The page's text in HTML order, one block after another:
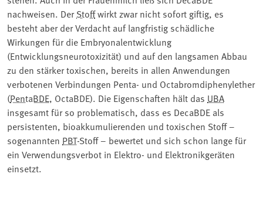
nachweisen. DerStoffwirkt zwar nicht sofort giftig, es
besteht aber der Verdacht auf langfristig schädliche
Wirkungen für die Embryonalentwicklung
(Entwicklungsneurotoxizität) und auf den langsamen Abbau
zu den stärker toxischen, bereits in allen Anwendungen
verbotenen Verbindungen Penta- und Octabromdiphenylether
(PentaBDE, OctaBDE). Die Eigenschaften hält das UBA
insgesamt für so problematisch, dass es DecaBDE als
persistenten, bioakkumulierenden und toxischen Stoff –
sogenannten PBT-Stoff – bewertet und sich schon lange für
ein Verwendungsverbot in Elektro- und Elektronikgeräten
einsetzt.